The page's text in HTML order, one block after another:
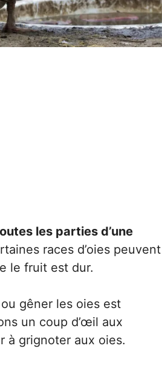
les parties d’une
races d’oies peuvent
le fruit est dur.
gêner les oies est
un coup d’œil aux
à grignoter aux oies.